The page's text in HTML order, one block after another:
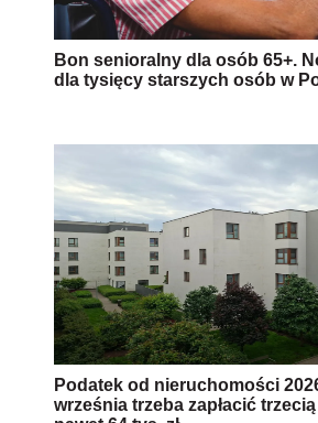
Bon senioralny dla osób 65+.
dla tysięcy starszych osób w
Podatek od nieruchomości
września trzeba zapłacić